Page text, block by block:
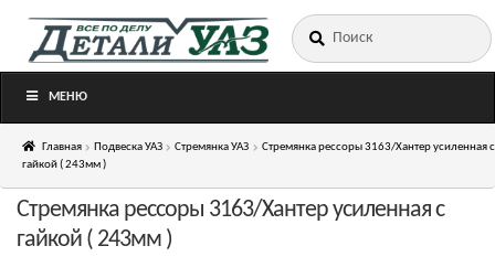
Перейти
Перейти
Искать:
МЕНЮ
Главная Подвеска УАЗ Стремянка УАЗ
Стремянка рессоры 3163/Хантер усиленная c
гайкой ( 243мм )
Стремянка рессоры 3163/Хантер усиленная c
гайкой ( 243мм )